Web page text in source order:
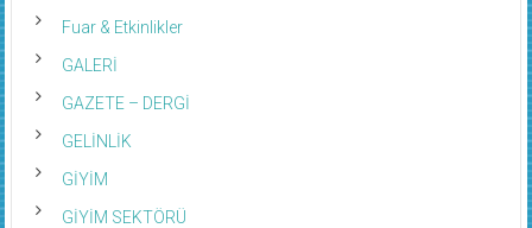
Fuar & Etkinlikler
GALERİ
GAZETE – DERGİ
GELİNLİK
GİYİM
GİYİM SEKTÖRÜ